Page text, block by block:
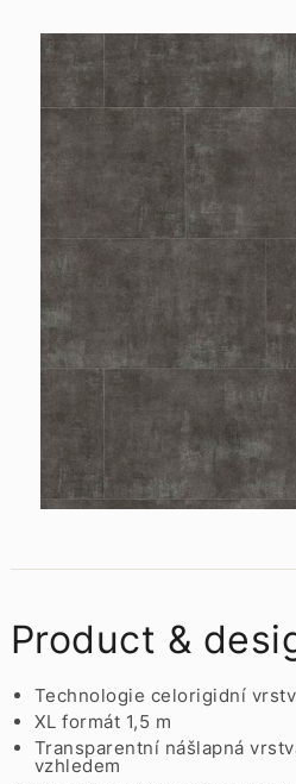
Product &
Technologie celorigidní
XL formát 1,5 m
Transparentní nášlapná
vzhledem